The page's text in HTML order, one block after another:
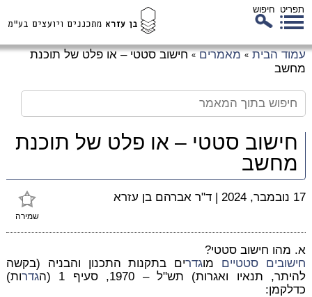
תפריט חיפוש
עמוד הבית » מאמרים » חישוב סטטי – או פלט של תוכנת
מחשב
חישוב סטטי – או פלט של תוכנת
מחשב
שמירה
17 נובמבר, 2024 | ד"ר אברהם בן עזרא
א. מהו חישוב סטטי?
חישובים סטטיים מוגדרים בתקנות התכנון והבניה (בקשה
להיתר, תנאיו ואגרות) תש"ל – 1970, סעיף 1 (ה
גדרות)
כדלקמן: